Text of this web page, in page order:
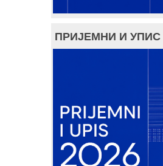
ПРИЈЕМНИ И УПИС